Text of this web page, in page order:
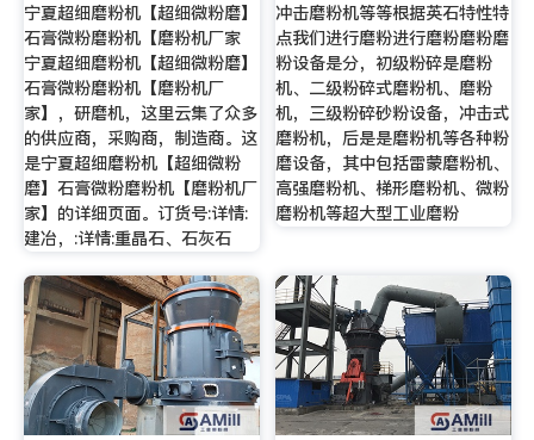
宁夏超细磨粉机【超细微粉磨】
石膏微粉磨粉机【磨粉机厂家
宁夏超细磨粉机【超细微粉磨】
石膏微粉磨粉机【磨粉机厂
家】，研磨机，这里云集了众多
的供应商，采购商，制造商。这
是宁夏超细磨粉机【超细微粉
磨】石膏微粉磨粉机【磨粉机厂
家】的详细页面。订货号:详情:
建冶，:详情:重晶石、石灰石
冲击磨粉机等等根据英石特性特
点我们进行磨粉进行磨粉磨粉磨
粉设备是分，初级粉碎是磨粉
机、二级粉碎式磨粉机、磨粉
机，三级粉碎砂粉设备，冲击式
磨粉机，后是是磨粉机等各种粉
磨设备，其中包括雷蒙磨粉机、
高强磨粉机、梯形磨粉机、微粉
磨粉机等超大型工业磨粉